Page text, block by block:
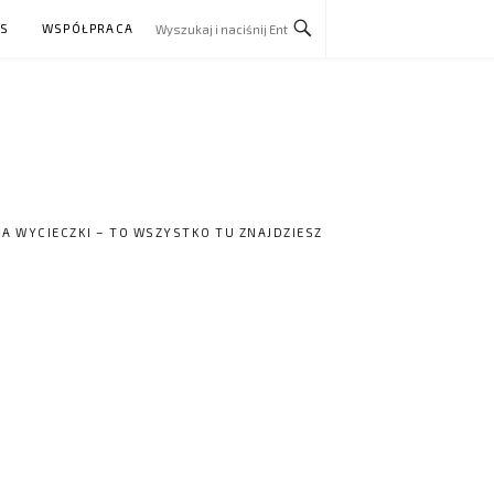
WSPÓŁPRACA
WYCIECZKI – TO WSZYSTKO TU ZNAJDZIESZ